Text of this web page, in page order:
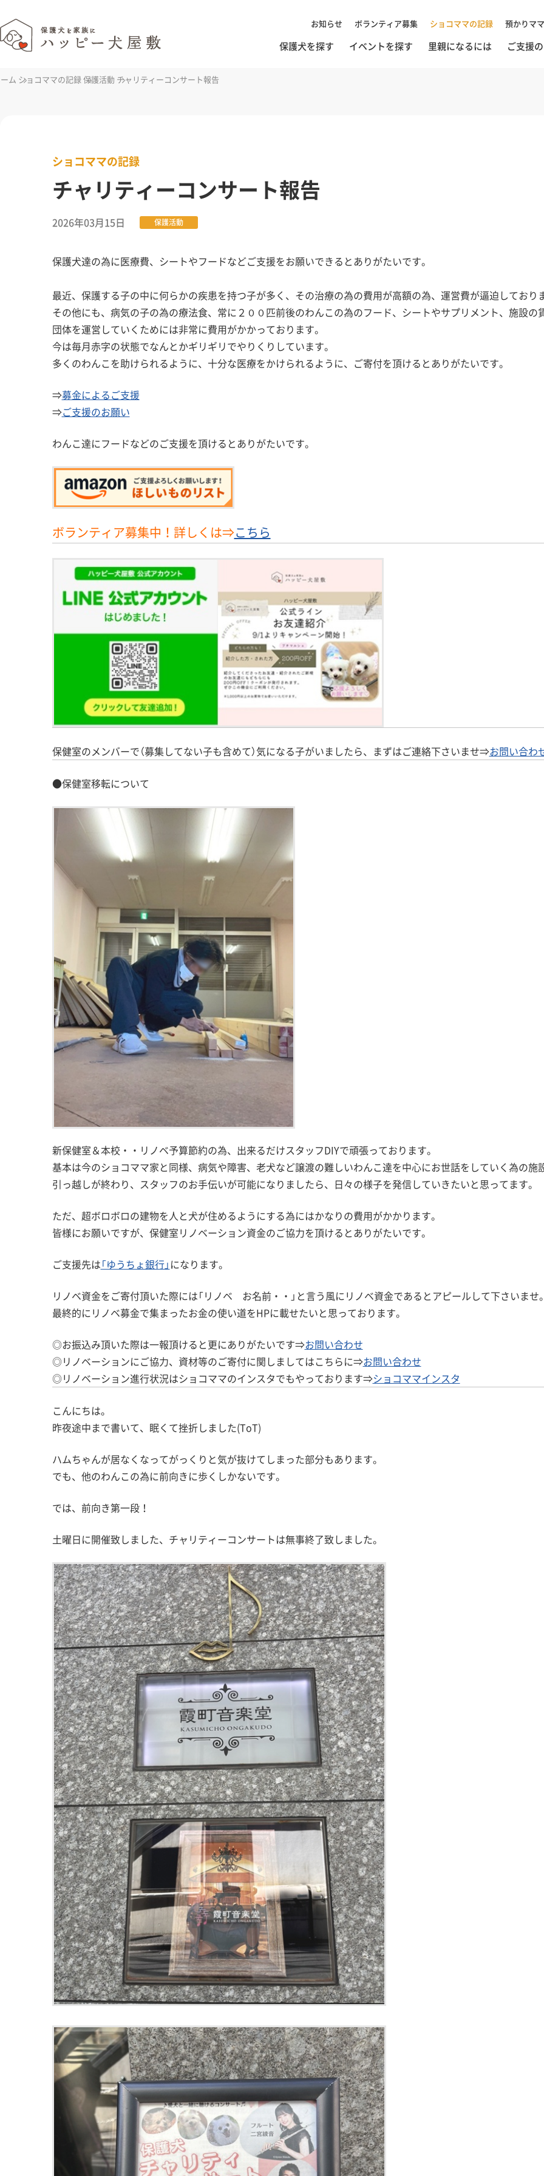
お知らせ ボランティア募集 ショコママの記録 預かりマ
保護犬を探す イベントを探す 里親になるには ご支援
ム ショコママの記録保護活動 チャリティーコンサート報告
ショコママの記録
チャリティーコンサート報告
2026年03月15日 保護活動
保護犬達の為に医療費、シートやフードなどご支援をお願いできるとありがたいです。
最近、保護する子の中に何らかの疾患を持つ子が多く、その治療の為の費用が高額の為、運営費が逼迫しており
その他にも、病気の子の為の療法食、常に２００匹前後のわんこの為のフード、シートやサプリメント、施設の
団体を運営していくためには非常に費用がかかっております。
今は毎月赤字の状態でなんとかギリギリでやりくりしています。
多くのわんこを助けられるように、十分な医療をかけられるように、ご寄付を頂けるとありがたいです。
⇒募金によるご支援
⇒ご支援のお願い
わんこ達にフードなどのご支援を頂けるとありがたいです。
ボランティア募集中！詳しくは⇒こちら
保健室のメンバーで（募集してない子も含めて）気になる子がいましたら、まずはご連絡下さいませ⇒お問い合わ
●保健室移転について
新保健室＆本校・・リノベ予算節約の為、出来るだけスタッフDIYで頑張っております。
基本は今のショコママ家と同様、病気や障害、老犬など譲渡の難しいわんこ達を中心にお世話をしていく為の施
引っ越しが終わり、スタッフのお手伝いが可能になりましたら、日々の様子を発信していきたいと思ってます。
ただ、超ボロボロの建物を人と犬が住めるようにする為にはかなりの費用がかかります。
皆様にお願いですが、保健室リノベーション資金のご協力を頂けるとありがたいです。
ご支援先は「ゆうちょ銀行」 になります。
リノベ資金をご寄付頂いた際には「リノベ お名前・・」と言う風にリノベ資金であるとアピールして下さいませ
最終的にリノベ募金で集まったお金の使い道をHPに載せたいと思っております。
◎お振込み頂いた際は一報頂けると更にありがたいです⇒お問い合わせ
◎リノベーションにご協力、資材等のご寄付に関しましてはこちらに⇒お問い合わせ
◎リノベーション進行状況はショコママのインスタでもやっております⇒ショコママインスタ
こんにちは。
昨夜途中まで書いて、眠くて挫折しました(ToT)
ハムちゃんが居なくなってがっくりと気が抜けてしまった部分もあります。
でも、他のわんこの為に前向きに歩くしかないです。
では、前向き第一段！
土曜日に開催致しました、チャリティーコンサートは無事終了致しました。